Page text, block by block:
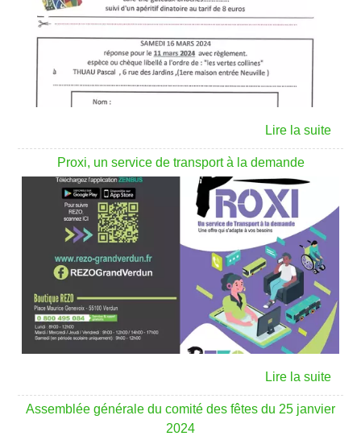
Proxi, un service de transport à la demande
Assemblée générale du comité des fêtes du 25 janvier
2024